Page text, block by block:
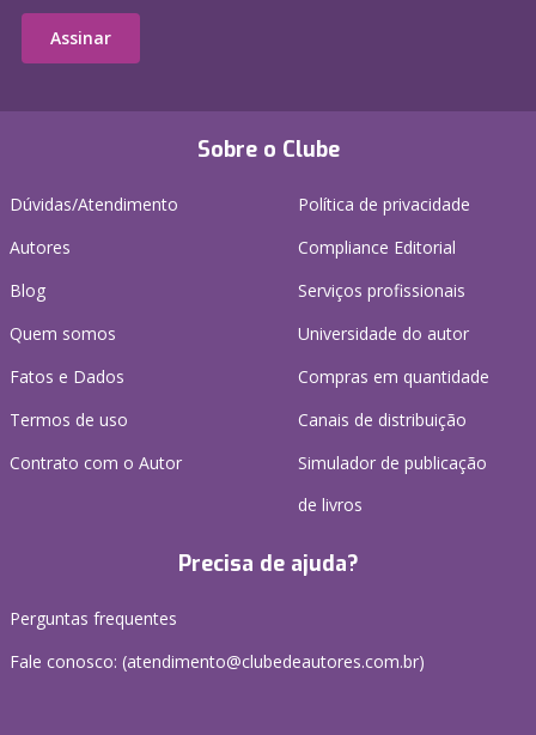
Sobre o Clube
Dúvidas/Atendimento
Autores
Blog
Quem somos
Fatos e Dados
Termos de uso
Contrato com o Autor
Política de privacidade
Compliance Editorial
Serviços profissionais
Universidade do autor
Compras em quantidade
Canais de distribuição
Simulador de publicação
de livros
Precisa de ajuda?
Perguntas frequentes
Fale conosco: (atendimento@clubedeautores.com.br)
Assinar